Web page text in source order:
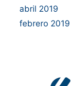
abril 2019
febrero 2019